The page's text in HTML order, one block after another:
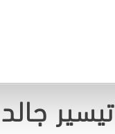
تيسير جالد